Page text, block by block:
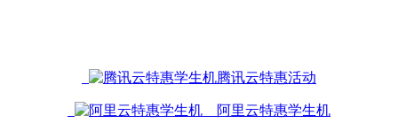
腾讯云特惠活动
阿里云特惠学生机